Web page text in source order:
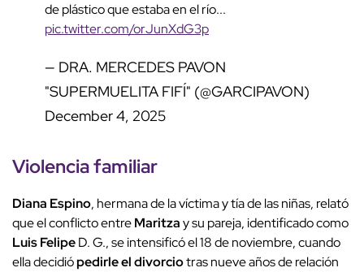
de plástico que estaba en el río...
pic.twitter.com/orJunXdG3p
— DRA. MERCEDES PAVON
"SUPERMUELITA FIFÍ" (@GARCIPAVON)
December 4, 2025
Violencia familiar
Diana Espino, hermana de la víctima y tía de las niñas, relató
que el conflicto entreMaritzay su pareja, identificado como
Luis FelipeD. G., se intensificó el 18 de noviembre, cuando
ella decidiópedirle el divorciotras nueve años de relación